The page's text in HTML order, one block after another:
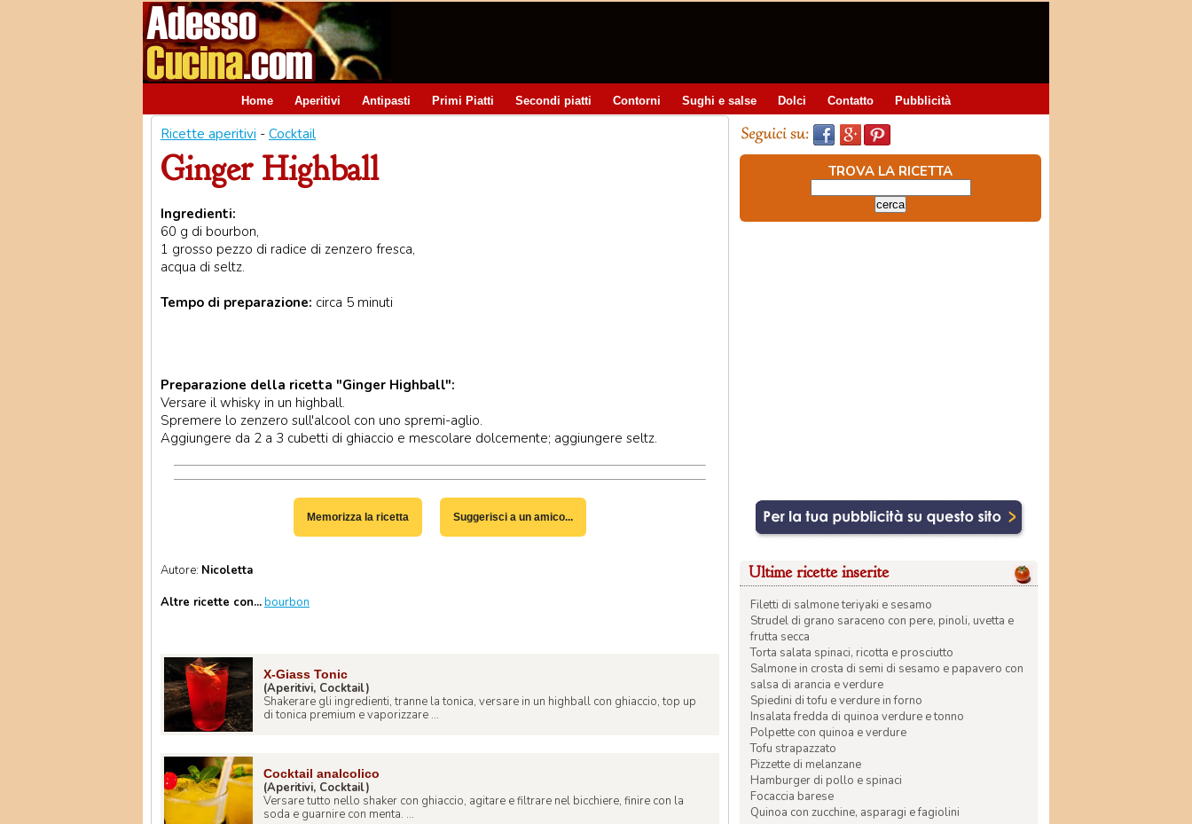
Home Aperitivi Antipasti Primi Piatti Secondi piatti Contorni Sughi e salse Dolci Contatto Pubblicità
Ricette aperitivi - Cocktail
Ginger Highball
Ingredienti:
60 g di bourbon,
1 grosso pezzo di radice di zenzero fresca,
acqua di seltz.
Tempo di preparazione: circa 5 minuti
Preparazione della ricetta "Ginger Highball":
Versare il whisky in un highball.
Spremere lo zenzero sull'alcool con uno spremi-aglio.
Aggiungere da 2 a 3 cubetti di ghiaccio e mescolare dolcemente; aggiungere seltz.
Memorizza la ricetta Suggerisci a un amico...
Autore: Nicoletta
Altre ricette con...bourbon
X-Giass Tonic
(Aperitivi, Cocktail)
Shakerare gli ingredienti, tranne la tonica, versare in un highball con ghiaccio, top up
di tonica premium e vaporizzare ...
Cocktail analcolico
(Aperitivi, Cocktail)
Versare tutto nello shaker con ghiaccio, agitare e filtrare nel bicchiere, finire con la
soda e guarnire con menta. ...
TROVA LA RICETTA
Ultime ricette inserite
Filetti di salmone teriyaki e sesamo
Strudel di grano saraceno con pere, pinoli, uvetta e
frutta secca
Torta salata spinaci, ricotta e prosciutto
Salmone in crosta di semi di sesamo e papavero con
salsa di arancia e verdure
Spiedini di tofu e verdure in forno
Insalata fredda di quinoa verdure e tonno
Polpette con quinoa e verdure
Tofu strapazzato
Pizzette di melanzane
Hamburger di pollo e spinaci
Focaccia barese
Quinoa con zucchine, asparagi e fagiolini